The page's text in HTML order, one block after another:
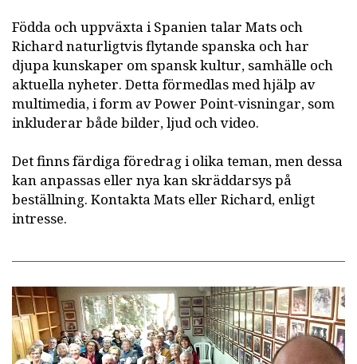
Födda och uppväxta i Spanien talar Mats och
Richard naturligtvis flytande spanska och har
djupa kunskaper om spansk kultur, samhälle och
aktuella nyheter. Detta förmedlas med hjälp av
multimedia, i form av Power Point-visningar, som
inkluderar både bilder, ljud och video.
Det finns färdiga föredrag i olika teman, men dessa
kan anpassas eller nya kan skräddarsys på
beställning. Kontakta Mats eller Richard, enligt
intresse.